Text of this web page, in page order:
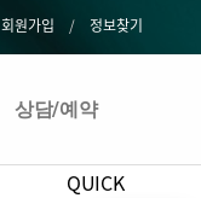
QUICK
회원가입 정보찾기
상담/예약